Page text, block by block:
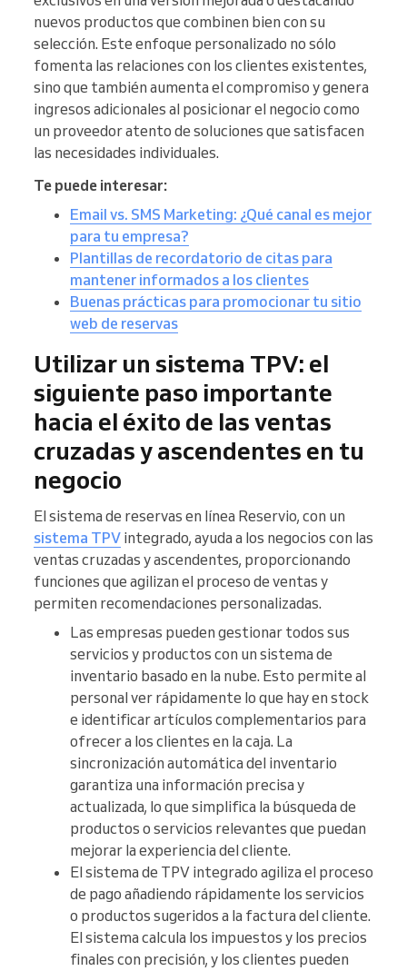
nuevos productos que combinen bien con su
selección. Este enfoque personalizado no sólo
fomenta las relaciones con los clientes existentes,
sino que también aumenta el compromiso y genera
ingresos adicionales al posicionar el negocio como
un proveedor atento de soluciones que satisfacen
las necesidades individuales.
Te puede interesar:
Email vs. SMS Marketing: ¿Qué canal es mejor
para tu empresa?
Plantillas de recordatorio de citas para
mantener informados a los clientes
Buenas prácticas para promocionar tu sitio
web de reservas
Utilizar un sistema TPV: el
siguiente paso importante
hacia el éxito de las ventas
cruzadas y ascendentes en tu
negocio
El sistema de reservas en línea Reservio, con un
sistema TPV integrado, ayuda a los negocios con las
ventas cruzadas y ascendentes, proporcionando
funciones que agilizan el proceso de ventas y
permiten recomendaciones personalizadas.
Las empresas pueden gestionar todos sus
servicios y productos con un sistema de
inventario basado en la nube. Esto permite al
personal ver rápidamente lo que hay en stock
e identificar artículos complementarios para
ofrecer a los clientes en la caja. La
sincronización automática del inventario
garantiza una información precisa y
actualizada, lo que simplifica la búsqueda de
productos o servicios relevantes que puedan
mejorar la experiencia del cliente.
El sistema de TPV integrado agiliza el proceso
de pago añadiendo rápidamente los servicios
o productos sugeridos a la factura del cliente.
El sistema calcula los impuestos y los precios
finales con precisión, y los clientes pueden